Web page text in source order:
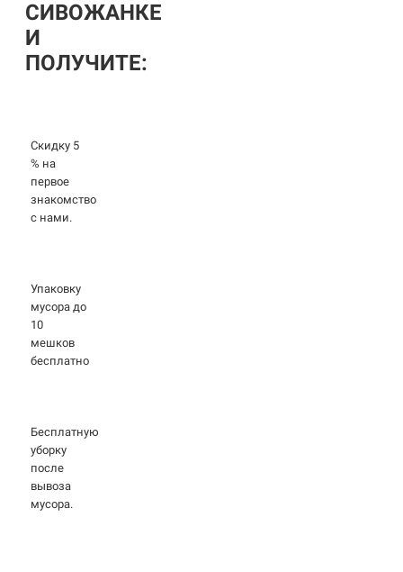
СИВОЖАНКЕ
И
ПОЛУЧИТЕ:
Скидку 5
% на
первое
знакомство
с нами.
Упаковку
мусора до
10
мешков
бесплатно
Бесплатную
уборку
после
вывоза
мусора.